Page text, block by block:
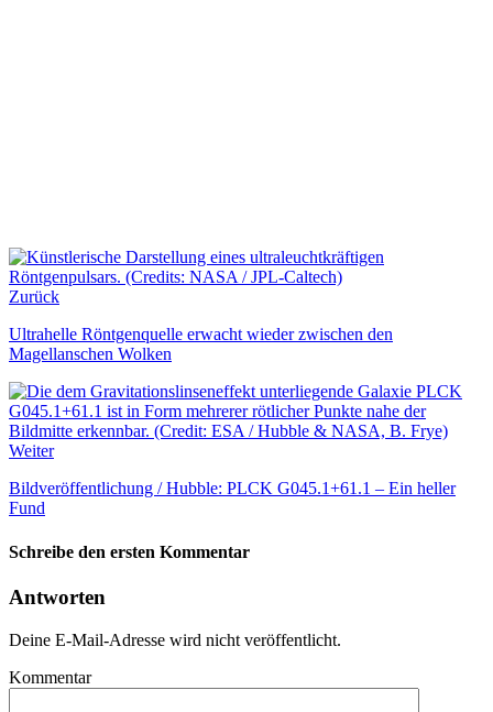
Zurück
Ultrahelle Röntgenquelle erwacht wieder zwischen den
Magellanschen Wolken
Weiter
Bildveröffentlichung / Hubble: PLCK G045.1+61.1 – Ein heller
Fund
Schreibe den ersten Kommentar
Antworten
Deine E-Mail-Adresse wird nicht veröffentlicht.
Kommentar